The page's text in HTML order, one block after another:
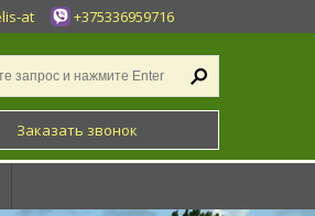
at +375336959716
Заказать звонок